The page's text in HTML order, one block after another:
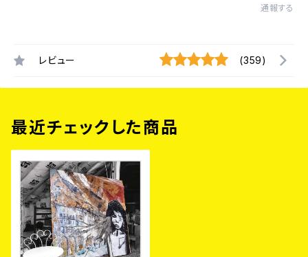
通報する
レビュー (359)
最近チェックした商品